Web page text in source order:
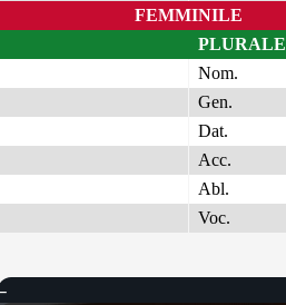
FEMMINILE
PLURALE
Nom.
Gen.
Dat.
Acc.
Abl.
Voc.